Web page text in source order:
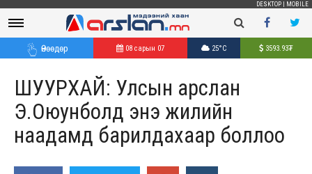
DESKTOP MOBILE
Өнөөдөр 08 сарын 07 25°C 3593.93₮
ШУУРХАЙ: Улсын арслан
Э.Оюунболд энэ жилийн
наадамд барилдахаар боллоо